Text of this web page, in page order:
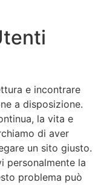
e incontrare
a disposizione.
la vita e
di aver
un sito giusto.
personalmente la
problema può